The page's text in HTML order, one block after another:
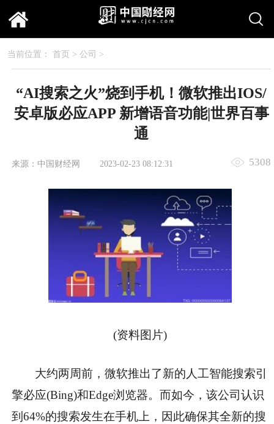
当前位置： 首页 > 公司 >
“AI搜索之火”烧到手机！微软推出IOS/
安卓版必应APP 新增语音功能|世界百事
通
来源：中国财经网 2023-02-23 08:12:31 5308
(资料图片)
大约两周前，微软推出了新的人工智能搜索引
擎必应(Bing)和Edge浏览器。而如今，该公司认识
到64%的搜索发生在手机上，因此确保其全新的搜